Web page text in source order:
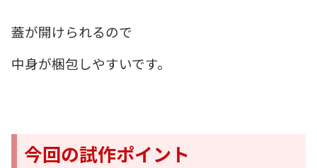
蓋が開けられるので
中身が梱包しやすいです。
今回の試作ポイント